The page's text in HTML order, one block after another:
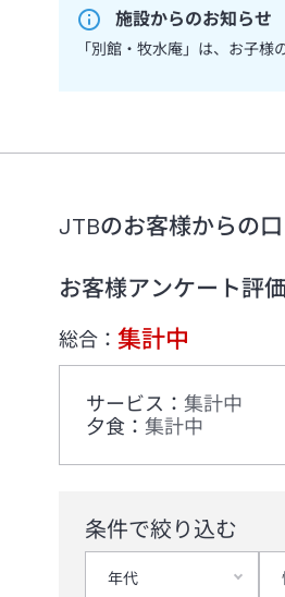
施設からのお知らせ
「別館・牧水庵」は、お子様
JTBのお客様からの
お客様アンケート評価
総合： 集計中
サービス ： 集計中
夕食 ： 集計中
条件で絞り込む
年代